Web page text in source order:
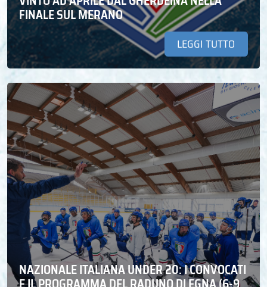
FINALE SUL MERANO
LEGGI TUTTO
NAZIONALE ITALIANA UNDER 20: I CONVOCATI